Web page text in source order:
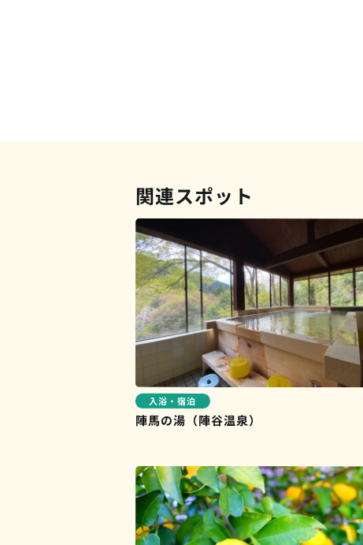
関連スポット
入浴・宿泊
陣馬の湯（陣谷温泉）